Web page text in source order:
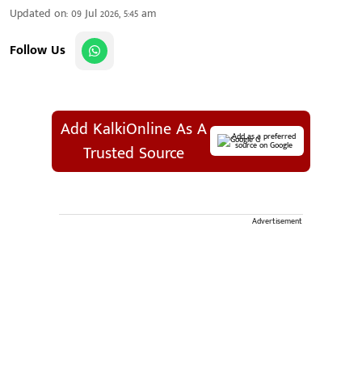
Updated on:09 Jul 2026, 5:45 am
Follow Us
Add KalkiOnline As A
Trusted Source
Add as a preferred
source on Google
Advertisement